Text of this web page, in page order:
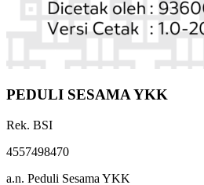
Rek. BSI
4557498470
a.n. Peduli Sesama YKK
(Tanpa konfirmasi digunakan untuk